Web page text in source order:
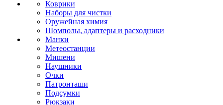
Коврики
Наборы для чистки
Оружейная химия
Шомполы, адаптеры и расходники
Манки
Метеостанции
Мишени
Наушники
Очки
Патронташи
Подсумки
Рюкзаки